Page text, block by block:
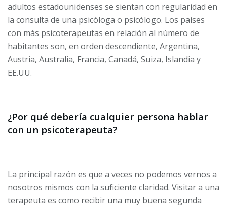
adultos estadounidenses se sientan con regularidad en
la consulta de una psicóloga o psicólogo. Los países
con más psicoterapeutas en relación al número de
habitantes son, en orden descendiente, Argentina,
Austria, Australia, Francia, Canadá, Suiza, Islandia y
EE.UU.
¿Por qué debería cualquier persona hablar
con un psicoterapeuta?
La principal razón es que a veces no podemos vernos a
nosotros mismos con la suficiente claridad. Visitar a una
terapeuta es como recibir una muy buena segunda